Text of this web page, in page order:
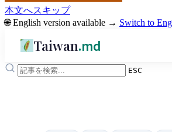
本文へスキップ
🌐 English version available → Switch to
Taiwan.md
ESC